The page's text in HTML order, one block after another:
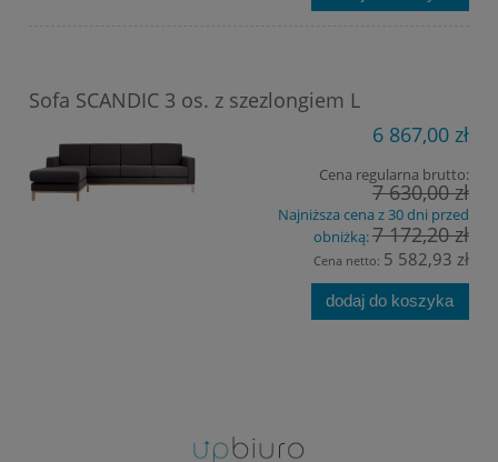
Sofa SCANDIC 3 os. z szezlongiem L
6 867,00 zł
Cena regularna brutto:
7 630,00 zł
Najniższa cena z 30 dni przed
obniżką:7 172,20 zł
Cena netto: 5 582,93 zł
dodaj do koszyka